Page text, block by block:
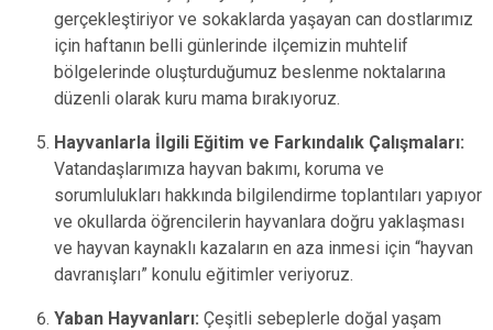
gerçekleştiriyor ve sokaklarda yaşayan can dostlarımız
için haftanın belli günlerinde ilçemizin muhtelif
bölgelerinde oluşturduğumuz beslenme noktalarına
düzenli olarak kuru mama bırakıyoruz.
Hayvanlarla İlgili Eğitim ve Farkındalık Çalışmaları:
Vatandaşlarımıza hayvan bakımı, koruma ve
sorumlulukları hakkında bilgilendirme toplantıları yapıyor
ve okullarda öğrencilerin hayvanlara doğru yaklaşması
ve hayvan kaynaklı kazaların en aza inmesi için “hayvan
davranışları” konulu eğitimler veriyoruz.
Yaban Hayvanları: Çeşitli sebeplerle doğal yaşam